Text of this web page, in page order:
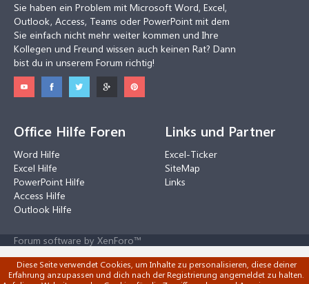
Sie haben ein Problem mit Microsoft Word, Excel,
Outlook, Access, Teams oder PowerPoint mit dem
Sie einfach nicht mehr weiter kommen und Ihre
Kollegen und Freund wissen auch keinen Rat? Dann
bist du in unserem Forum richtig!
Office Hilfe Foren
Word Hilfe
Excel Hilfe
PowerPoint Hilfe
Access Hilfe
Outlook Hilfe
Links und Partner
Excel-Ticker
SiteMap
Links
Forum software by XenForo™
Diese Seite verwendet Cookies, um Inhalte zu personalisieren, diese deiner
Erfahrung anzupassen und dich nach der Registrierung angemeldet zu halten.